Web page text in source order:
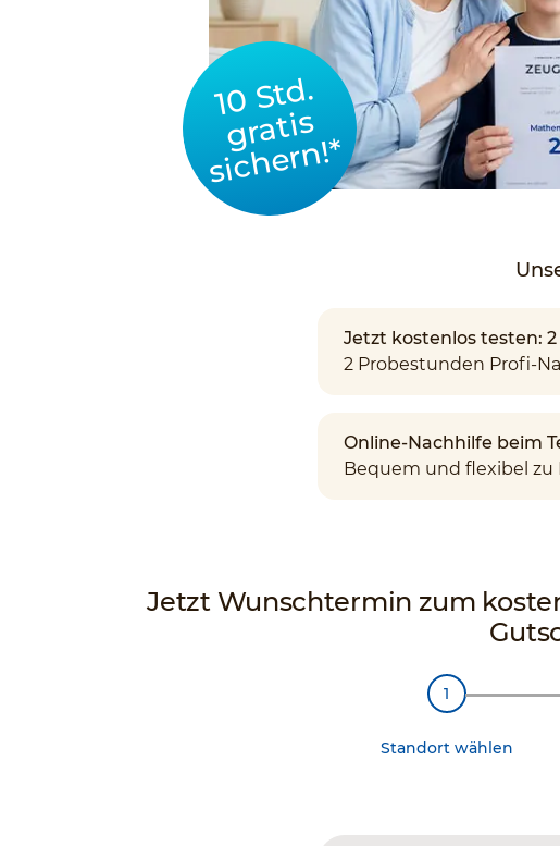
10 Std.
gratis
sichern!*
Jetzt kostenlos testen:
2 Probestunden Profi-
Online-Nachhilfe beim
Bequem und flexibel zu
Jetzt Wunschtermin zum
Standort wählen